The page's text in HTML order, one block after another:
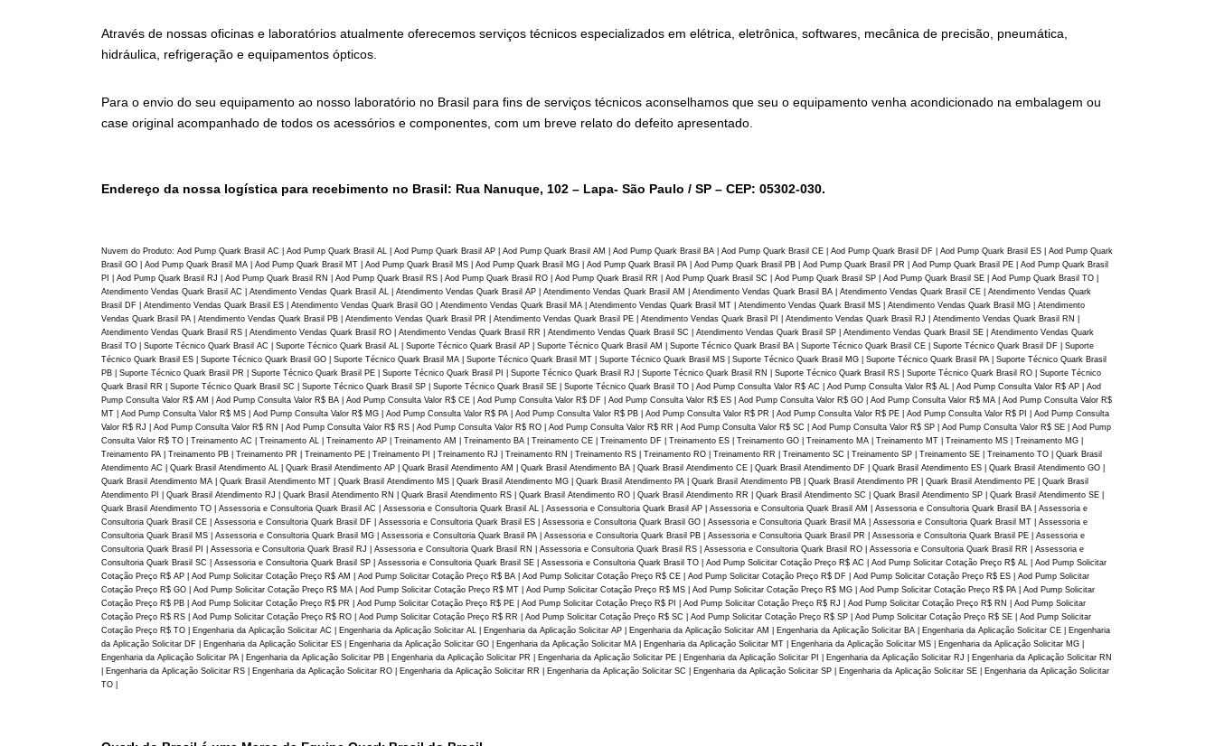
Através de nossas oficinas e laboratórios atualmente oferecemos serviços técnicos especializados em elétrica, eletrônica, softwares, mecânica de precisão, pneumática,
hidráulica, refrigeração e equipamentos ópticos.
Para o envio do seu equipamento ao nosso laboratório no Brasil para fins de serviços técnicos aconselhamos que seu o equipamento venha acondicionado na embalagem ou
case original acompanhado de todos os acessórios e componentes, com um breve relato do defeito apresentado.
Endereço da nossa logística para recebimento no Brasil: Rua Nanuque, 102 – Lapa- São Paulo / SP – CEP: 05302-030.
Nuvem do Produto: Aod Pump Quark Brasil AC | Aod Pump Quark Brasil AL | Aod Pump Quark Brasil AP | Aod Pump Quark Brasil AM | Aod Pump Quark Brasil BA | Aod Pump Quark Brasil CE | Aod Pump Quark Brasil DF | Aod Pump Quark Brasil ES | Aod Pump Quark
Brasil GO | Aod Pump Quark Brasil MA | Aod Pump Quark Brasil MT | Aod Pump Quark Brasil MS | Aod Pump Quark Brasil MG | Aod Pump Quark Brasil PA | Aod Pump Quark Brasil PB | Aod Pump Quark Brasil PR | Aod Pump Quark Brasil PE | Aod Pump Quark Brasil
PI | Aod Pump Quark Brasil RJ | Aod Pump Quark Brasil RN | Aod Pump Quark Brasil RS | Aod Pump Quark Brasil RO | Aod Pump Quark Brasil RR | Aod Pump Quark Brasil SC | Aod Pump Quark Brasil SP | Aod Pump Quark Brasil SE | Aod Pump Quark Brasil TO |
Atendimento Vendas Quark Brasil AC | Atendimento Vendas Quark Brasil AL | Atendimento Vendas Quark Brasil AP | Atendimento Vendas Quark Brasil AM | Atendimento Vendas Quark Brasil BA | Atendimento Vendas Quark Brasil CE | Atendimento Vendas Quark
Brasil DF | Atendimento Vendas Quark Brasil ES | Atendimento Vendas Quark Brasil GO | Atendimento Vendas Quark Brasil MA | Atendimento Vendas Quark Brasil MT | Atendimento Vendas Quark Brasil MS | Atendimento Vendas Quark Brasil MG | Atendimento
Vendas Quark Brasil PA | Atendimento Vendas Quark Brasil PB | Atendimento Vendas Quark Brasil PR | Atendimento Vendas Quark Brasil PE | Atendimento Vendas Quark Brasil PI | Atendimento Vendas Quark Brasil RJ | Atendimento Vendas Quark Brasil RN |
Atendimento Vendas Quark Brasil RS | Atendimento Vendas Quark Brasil RO | Atendimento Vendas Quark Brasil RR | Atendimento Vendas Quark Brasil SC | Atendimento Vendas Quark Brasil SP | Atendimento Vendas Quark Brasil SE | Atendimento Vendas Quark
Brasil TO | Suporte Técnico Quark Brasil AC | Suporte Técnico Quark Brasil AL | Suporte Técnico Quark Brasil AP | Suporte Técnico Quark Brasil AM | Suporte Técnico Quark Brasil BA | Suporte Técnico Quark Brasil CE | Suporte Técnico Quark Brasil DF | Suporte
Técnico Quark Brasil ES | Suporte Técnico Quark Brasil GO | Suporte Técnico Quark Brasil MA | Suporte Técnico Quark Brasil MT | Suporte Técnico Quark Brasil MS | Suporte Técnico Quark Brasil MG | Suporte Técnico Quark Brasil PA | Suporte Técnico Quark Brasil
PB | Suporte Técnico Quark Brasil PR | Suporte Técnico Quark Brasil PE | Suporte Técnico Quark Brasil PI | Suporte Técnico Quark Brasil RJ | Suporte Técnico Quark Brasil RN | Suporte Técnico Quark Brasil RS | Suporte Técnico Quark Brasil RO | Suporte Técnico
Quark Brasil RR | Suporte Técnico Quark Brasil SC | Suporte Técnico Quark Brasil SP | Suporte Técnico Quark Brasil SE | Suporte Técnico Quark Brasil TO | Aod Pump Consulta Valor R$ AC | Aod Pump Consulta Valor R$ AL | Aod Pump Consulta Valor R$ AP | Aod
Pump Consulta Valor R$ AM | Aod Pump Consulta Valor R$ BA | Aod Pump Consulta Valor R$ CE | Aod Pump Consulta Valor R$ DF | Aod Pump Consulta Valor R$ ES | Aod Pump Consulta Valor R$ GO | Aod Pump Consulta Valor R$ MA | Aod Pump Consulta Valor R$
MT | Aod Pump Consulta Valor R$ MS | Aod Pump Consulta Valor R$ MG | Aod Pump Consulta Valor R$ PA | Aod Pump Consulta Valor R$ PB | Aod Pump Consulta Valor R$ PR | Aod Pump Consulta Valor R$ PE | Aod Pump Consulta Valor R$ PI | Aod Pump Consulta
Valor R$ RJ | Aod Pump Consulta Valor R$ RN | Aod Pump Consulta Valor R$ RS | Aod Pump Consulta Valor R$ RO | Aod Pump Consulta Valor R$ RR | Aod Pump Consulta Valor R$ SC | Aod Pump Consulta Valor R$ SP | Aod Pump Consulta Valor R$ SE | Aod Pump
Consulta Valor R$ TO | Treinamento AC | Treinamento AL | Treinamento AP | Treinamento AM | Treinamento BA | Treinamento CE | Treinamento DF | Treinamento ES | Treinamento GO | Treinamento MA | Treinamento MT | Treinamento MS | Treinamento MG |
Treinamento PA | Treinamento PB | Treinamento PR | Treinamento PE | Treinamento PI | Treinamento RJ | Treinamento RN | Treinamento RS | Treinamento RO | Treinamento RR | Treinamento SC | Treinamento SP | Treinamento SE | Treinamento TO | Quark Brasil
Atendimento AC | Quark Brasil Atendimento AL | Quark Brasil Atendimento AP | Quark Brasil Atendimento AM | Quark Brasil Atendimento BA | Quark Brasil Atendimento CE | Quark Brasil Atendimento DF | Quark Brasil Atendimento ES | Quark Brasil Atendimento GO |
Quark Brasil Atendimento MA | Quark Brasil Atendimento MT | Quark Brasil Atendimento MS | Quark Brasil Atendimento MG | Quark Brasil Atendimento PA | Quark Brasil Atendimento PB | Quark Brasil Atendimento PR | Quark Brasil Atendimento PE | Quark Brasil
Atendimento PI | Quark Brasil Atendimento RJ | Quark Brasil Atendimento RN | Quark Brasil Atendimento RS | Quark Brasil Atendimento RO | Quark Brasil Atendimento RR | Quark Brasil Atendimento SC | Quark Brasil Atendimento SP | Quark Brasil Atendimento SE |
Quark Brasil Atendimento TO | Assessoria e Consultoria Quark Brasil AC | Assessoria e Consultoria Quark Brasil AL | Assessoria e Consultoria Quark Brasil AP | Assessoria e Consultoria Quark Brasil AM | Assessoria e Consultoria Quark Brasil BA | Assessoria e
Consultoria Quark Brasil CE | Assessoria e Consultoria Quark Brasil DF | Assessoria e Consultoria Quark Brasil ES | Assessoria e Consultoria Quark Brasil GO | Assessoria e Consultoria Quark Brasil MA | Assessoria e Consultoria Quark Brasil MT | Assessoria e
Consultoria Quark Brasil MS | Assessoria e Consultoria Quark Brasil MG | Assessoria e Consultoria Quark Brasil PA | Assessoria e Consultoria Quark Brasil PB | Assessoria e Consultoria Quark Brasil PR | Assessoria e Consultoria Quark Brasil PE | Assessoria e
Consultoria Quark Brasil PI | Assessoria e Consultoria Quark Brasil RJ | Assessoria e Consultoria Quark Brasil RN | Assessoria e Consultoria Quark Brasil RS | Assessoria e Consultoria Quark Brasil RO | Assessoria e Consultoria Quark Brasil RR | Assessoria e
Consultoria Quark Brasil SC | Assessoria e Consultoria Quark Brasil SP | Assessoria e Consultoria Quark Brasil SE | Assessoria e Consultoria Quark Brasil TO | Aod Pump Solicitar Cotação Preço R$ AC | Aod Pump Solicitar Cotação Preço R$ AL | Aod Pump Solicitar
Cotação Preço R$ AP | Aod Pump Solicitar Cotação Preço R$ AM | Aod Pump Solicitar Cotação Preço R$ BA | Aod Pump Solicitar Cotação Preço R$ CE | Aod Pump Solicitar Cotação Preço R$ DF | Aod Pump Solicitar Cotação Preço R$ ES | Aod Pump Solicitar
Cotação Preço R$ GO | Aod Pump Solicitar Cotação Preço R$ MA | Aod Pump Solicitar Cotação Preço R$ MT | Aod Pump Solicitar Cotação Preço R$ MS | Aod Pump Solicitar Cotação Preço R$ MG | Aod Pump Solicitar Cotação Preço R$ PA | Aod Pump Solicitar
Cotação Preço R$ PB | Aod Pump Solicitar Cotação Preço R$ PR | Aod Pump Solicitar Cotação Preço R$ PE | Aod Pump Solicitar Cotação Preço R$ PI | Aod Pump Solicitar Cotação Preço R$ RJ | Aod Pump Solicitar Cotação Preço R$ RN | Aod Pump Solicitar
Cotação Preço R$ RS | Aod Pump Solicitar Cotação Preço R$ RO | Aod Pump Solicitar Cotação Preço R$ RR | Aod Pump Solicitar Cotação Preço R$ SC | Aod Pump Solicitar Cotação Preço R$ SP | Aod Pump Solicitar Cotação Preço R$ SE | Aod Pump Solicitar
Cotação Preço R$ TO | Engenharia da Aplicação Solicitar AC | Engenharia da Aplicação Solicitar AL | Engenharia da Aplicação Solicitar AP | Engenharia da Aplicação Solicitar AM | Engenharia da Aplicação Solicitar BA | Engenharia da Aplicação Solicitar CE | Engenharia
da Aplicação Solicitar DF | Engenharia da Aplicação Solicitar ES | Engenharia da Aplicação Solicitar GO | Engenharia da Aplicação Solicitar MA | Engenharia da Aplicação Solicitar MT | Engenharia da Aplicação Solicitar MS | Engenharia da Aplicação Solicitar MG |
Engenharia da Aplicação Solicitar PA | Engenharia da Aplicação Solicitar PB | Engenharia da Aplicação Solicitar PR | Engenharia da Aplicação Solicitar PE | Engenharia da Aplicação Solicitar PI | Engenharia da Aplicação Solicitar RJ | Engenharia da Aplicação Solicitar RN
| Engenharia da Aplicação Solicitar RS | Engenharia da Aplicação Solicitar RO | Engenharia da Aplicação Solicitar RR | Engenharia da Aplicação Solicitar SC | Engenharia da Aplicação Solicitar SP | Engenharia da Aplicação Solicitar SE | Engenharia da Aplicação Solicitar
TO |